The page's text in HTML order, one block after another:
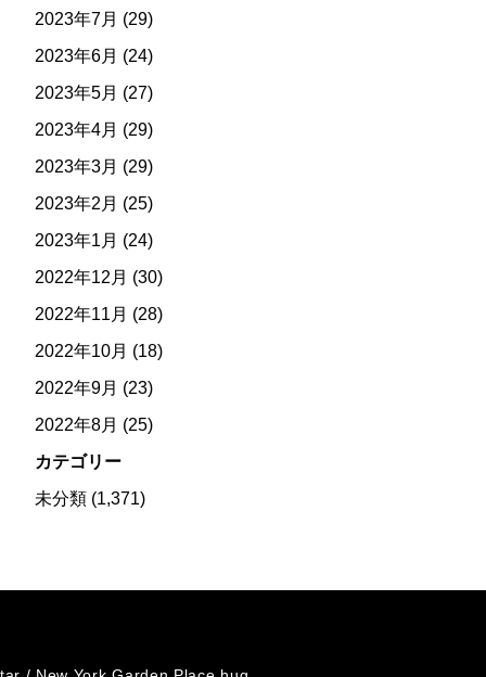
2023年7月 (29)
2023年6月 (24)
2023年5月 (27)
2023年4月 (29)
2023年3月 (29)
2023年2月 (25)
2023年1月 (24)
2022年12月 (30)
2022年11月 (28)
2022年10月 (18)
2022年9月 (23)
2022年8月 (25)
カテゴリー
未分類(1,371)